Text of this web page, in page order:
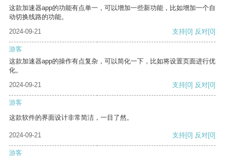
这款加速器app的功能有点单一，可以增加一些新功能，比如增加一个自
动切换线路的功能。
2024-09-21
支持[0] 反对[0]
游客
这款加速器app的操作有点复杂，可以简化一下，比如将设置页面进行优
化。
2024-09-21
支持[0] 反对[0]
游客
这款软件的界面设计非常简洁，一目了然。
2024-09-21 支持[0] 反对[0]
游客